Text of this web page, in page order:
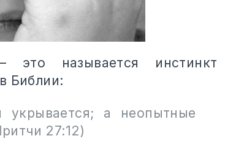
это называется инстинкт
Библии:
укрывается; а неопытные
27:12)